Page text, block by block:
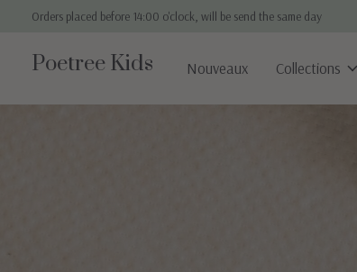
Orders placed before 14:00 o'clock, will be send the same day
Poetree Kids Nouveaux Collections